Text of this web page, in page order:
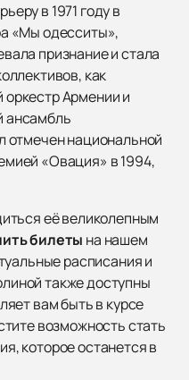
в 1971 году в
«Мы одесситы»,
признание и стала
как
Армении и
ансамбль
отмечен национальной
«Овация» в 1994,
её великолепным
билеты на нашем
расписания и
также доступны
вам быть в курсе
возможность стать
которое останется в